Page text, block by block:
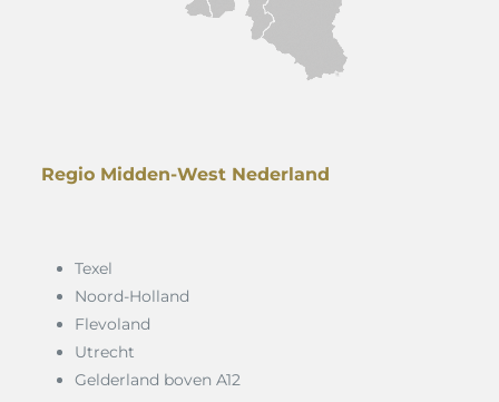
Regio Midden-West Nederland
Texel
Noord-Holland
Flevoland
Utrecht
Gelderland boven A12